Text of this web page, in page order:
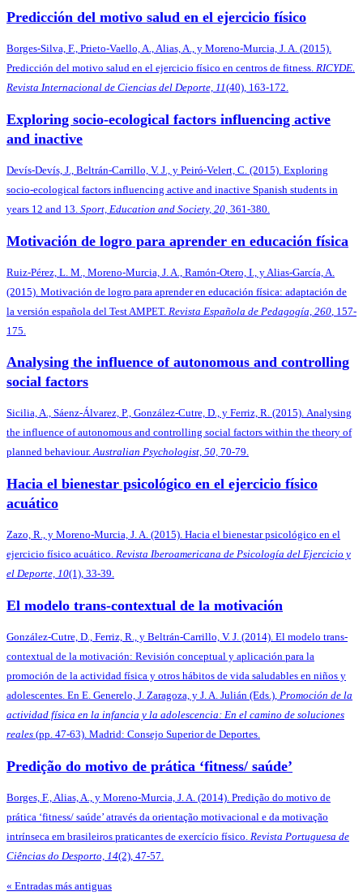
Predicción del motivo salud en el ejercicio físico
Borges-Silva, F., Prieto-Vaello, A., Alias, A., y Moreno-Murcia, J. A. (2015).
Predicción del motivo salud en el ejercicio físico en centros de fitness. RICYDE.
Revista Internacional de Ciencias del Deporte, 11(40), 163-172.
Exploring socio-ecological factors influencing active
and inactive
Devís-Devís, J., Beltrán-Carrillo, V. J., y Peiró-Velert, C. (2015). Exploring
socio-ecological factors influencing active and inactive Spanish students in
years 12 and 13. Sport, Education and Society, 20, 361-380.
Motivación de logro para aprender en educación física
Ruiz-Pérez, L. M., Moreno-Murcia, J. A., Ramón-Otero, I., y Alias-García, A.
(2015). Motivación de logro para aprender en educación física: adaptación de
la versión española del Test AMPET. Revista Española de Pedagogía, 260 , 157-
175.
Analysing the influence of autonomous and controlling
social factors
Sicilia, A., Sáenz-Álvarez, P., González-Cutre, D., y Ferriz, R. (2015). Analysing
the influence of autonomous and controlling social factors within the theory of
planned behaviour.Australian Psychologist, 50, 70-79.
Hacia el bienestar psicológico en el ejercicio físico
acuático
Zazo, R., y Moreno-Murcia, J. A. (2015). Hacia el bienestar psicológico en el
ejercicio físico acuático. Revista Iberoamericana de Psicología del Ejercicio y
el Deporte, 10(1), 33-39.
El modelo trans-contextual de la motivación
González-Cutre, D., Ferriz, R., y Beltrán-Carrillo, V. J. (2014). El modelo trans-
contextual de la motivación: Revisión conceptual y aplicación para la
promoción de la actividad física y otros hábitos de vida saludables en niños y
adolescentes. En E. Generelo, J. Zaragoza, y J. A. Julián (Eds.), Promoción de la
actividad física en la infancia y la adolescencia: En el camino de soluciones
reales (pp. 47-63). Madrid: Consejo Superior de Deportes.
Predição do motivo de prática ‘fitness/ saúde’
Borges, F., Alias, A., y Moreno-Murcia, J. A. (2014). Predição do motivo de
prática ‘fitness/ saúde’ através da orientação motivacional e da motivação
intrínseca em brasileiros praticantes de exercício físico. Revista Portuguesa de
Ciências do Desporto, 14(2), 47-57.
« Entradas más antiguas